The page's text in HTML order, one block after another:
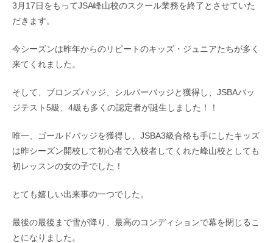
3月17日をもってJSA峰山校のスクール業務を終了とさせていた
だきます。
今シーズンは昨年からのリピートのキッズ・ジュニアたちが多く
来てくれました。
そして、ブロンズバッジ、シルバーバッジと獲得し、JSBAバッ
ジテスト5級、4級も多くの認定者が誕生しました！！
唯一、ゴールドバッジを獲得し、JSBA3級合格も手にしたキッズ
は昨シーズン開校して初心者で入校者してくれた峰山校としても
初レッスンの女の子でした！
とても嬉しい出来事の一つでした。
最後の最後まで雪が降り、最高のコンディションで幕を閉じるこ
とになりました。